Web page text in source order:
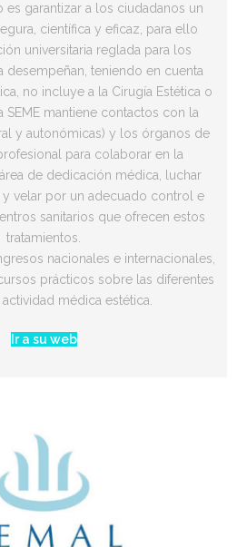
es garantizar a los ciudadanos un
científica y eficaz, para ello
universitaria reglada para los
desempeñan, teniendo en cuenta
no incluye a la Cirugía Estética o
SEME mantiene contactos con la
y autonómicas) y los órganos de
para colaborar en la
de dedicación médica, luchar
velar por un adecuado control e
sanitarios que ofrecen estos
tratamientos.
nacionales e internacionales,
prácticos sobre las diferentes
médica estética.
Ir a su web